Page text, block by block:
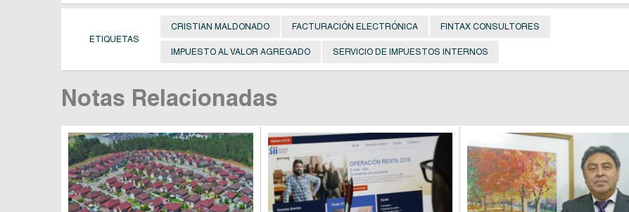
ETIQUETAS
CRISTIAN MALDONADO FACTURACIÓN ELECTRÓNICA FINTAX CONSULTORES
IMPUESTO AL VALOR AGREGADO SERVICIO DE IMPUESTOS INTERNOS
Notas Relacionadas